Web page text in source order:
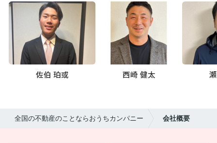
佐伯 珀或 西崎 健太
全国の不動産のことならおうちカンパニー 会社概要